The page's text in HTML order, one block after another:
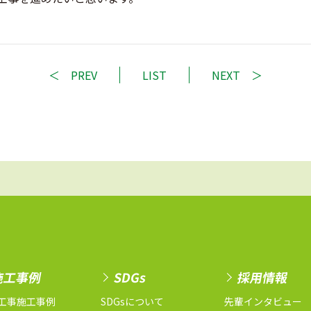
PREV LIST NEXT
事例
事施工事例
SDGs
SDGsについて
採用情報
先輩インタビュー